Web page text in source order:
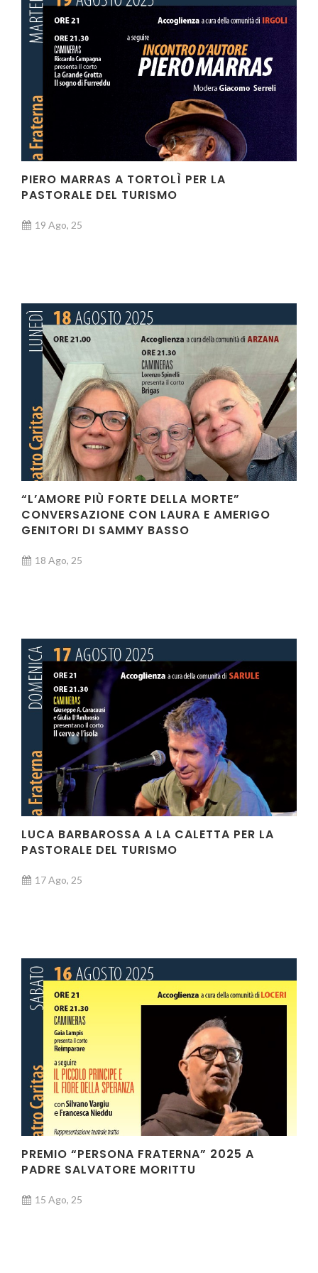
PIERO MARRAS A TORTOLÌ PER LA
PASTORALE DEL TURISMO
19 Ago, 25
“L’AMORE PIÙ FORTE DELLA MORTE”
CONVERSAZIONE CON LAURA E AMERIGO
GENITORI DI SAMMY BASSO
18 Ago, 25
LUCA BARBAROSSA A LA CALETTA PER LA
PASTORALE DEL TURISMO
17 Ago, 25
PREMIO “PERSONA FRATERNA” 2025 A
PADRE SALVATORE MORITTU
15 Ago, 25